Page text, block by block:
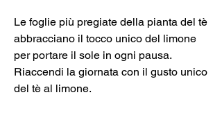
Le foglie più pregiate della pianta del tè
abbracciano il tocco unico del limone
per portare il sole in ogni pausa.
Riaccendi la giornata con il gusto unico
del tè al limone.